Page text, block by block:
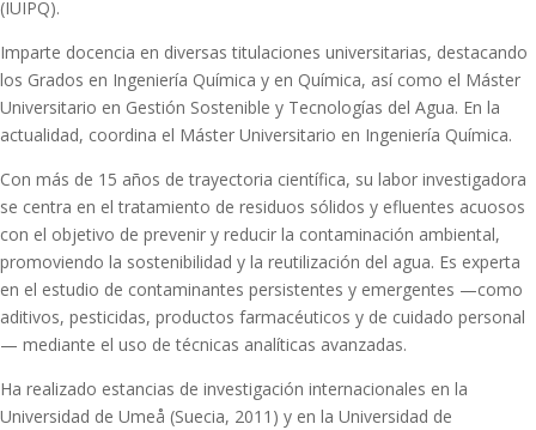
(IUIPQ).
Imparte docencia en diversas titulaciones universitarias, destacando
los Grados en Ingeniería Química y en Química, así como el Máster
Universitario en Gestión Sostenible y Tecnologías del Agua. En la
actualidad, coordina el Máster Universitario en Ingeniería Química.
Con más de 15 años de trayectoria científica, su labor investigadora
se centra en el tratamiento de residuos sólidos y efluentes acuosos
con el objetivo de prevenir y reducir la contaminación ambiental,
promoviendo la sostenibilidad y la reutilización del agua. Es experta
en el estudio de contaminantes persistentes y emergentes —como
aditivos, pesticidas, productos farmacéuticos y de cuidado personal
— mediante el uso de técnicas analíticas avanzadas.
Ha realizado estancias de investigación internacionales en la
Universidad de Umeå (Suecia, 2011) y en la Universidad de